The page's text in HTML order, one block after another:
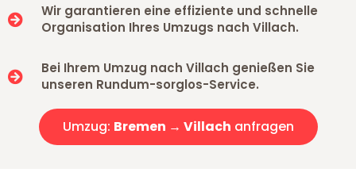
Wir garantieren eine effiziente und schnelle
Organisation Ihres Umzugs nach Villach.
Bei Ihrem Umzug nach Villach genießen Sie
unseren Rundum-sorglos-Service.
Umzug: Bremen → Villach anfragen